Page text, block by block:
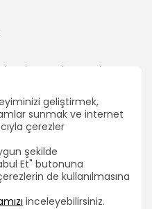
geliştirmek,
sunmak ve internet
çerezler
şekilde
Et" butonuna
de kullanılmasına
inceleyebilirsiniz.
SEN'e aittir.
raporlarının okunması
seçimleri